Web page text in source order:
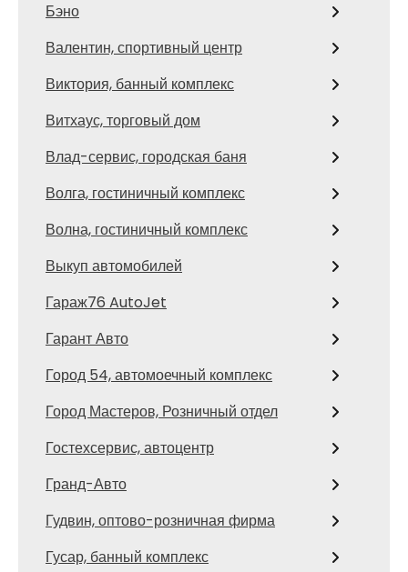
Бэно
Валентин, спортивный центр
Виктория, банный комплекс
Витхаус, торговый дом
Влад-сервис, городская баня
Волга, гостиничный комплекс
Волна, гостиничный комплекс
Выкуп автомобилей
Гараж76 AutoJet
Гарант Авто
Город 54, автомоечный комплекс
Город Мастеров, Розничный отдел
Гостехсервис, автоцентр
Гранд-Авто
Гудвин, оптово-розничная фирма
Гусар, банный комплекс